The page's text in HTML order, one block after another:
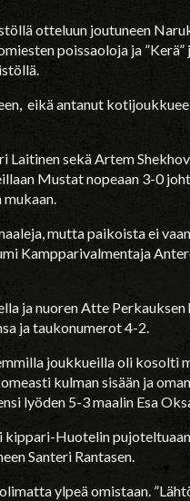
otteluun joutuneen
poissaoloja ja ”Kerä”
eikä antanut
Laitinen sekä Artem
Mustat nopeaan 3-0
mutta paikoista ei
Kampparivalmentaja
ja nuoren Atte Perkauksen
ja taukonumerot 4-2.
joukkueilla oli kosolti
kulman sisään ja
lyöden 5-3 maalin Esa
Huotelin
Santeri Rantasen.
ylpeä omistaan.